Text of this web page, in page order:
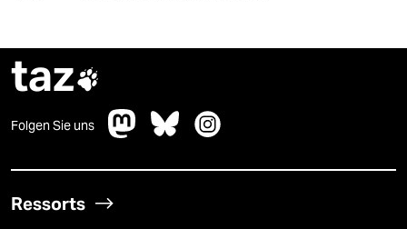
taz
Folgen Sie uns
Ressorts